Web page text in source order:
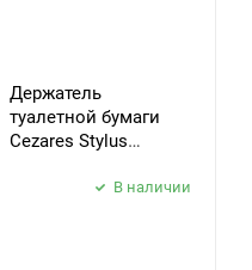
Держатель
туалетной бумаги
Cezares Stylus
брашированноеВ наличии